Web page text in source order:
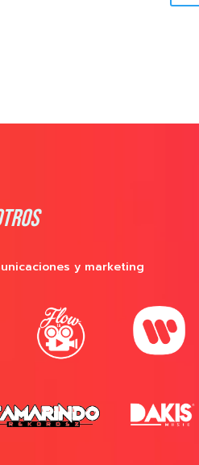
y marketing